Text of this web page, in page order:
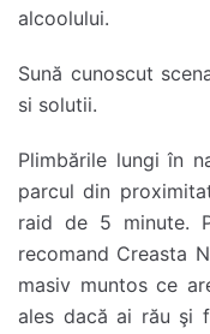
alcoolului.
Sună cunoscut
si solutii.
Plimbările lungi în
parcul din
raid de 5 minute.
recomand Creasta
masiv muntos ce
ales dacă ai rău şi